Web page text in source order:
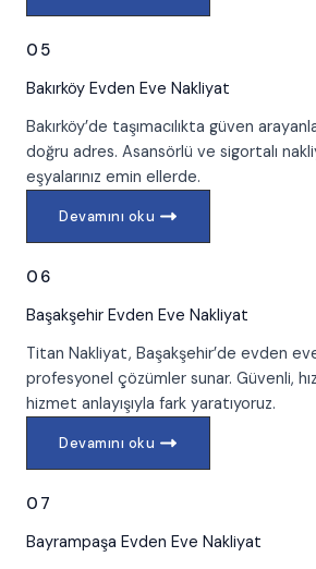
05
Bakırköy Evden Eve Nakliyat
Bakırköy’de taşımacılıkta güven
doğru adres. Asansörlü ve sigortalı
eşyalarınız emin ellerde.
Devamını oku
06
Başakşehir Evden Eve Nakliyat
Titan Nakliyat, Başakşehir’de evden
profesyonel çözümler sunar. Güvenli,
hizmet anlayışıyla fark yaratıyoruz.
Devamını oku
07
Bayrampaşa Evden Eve Nakliyat